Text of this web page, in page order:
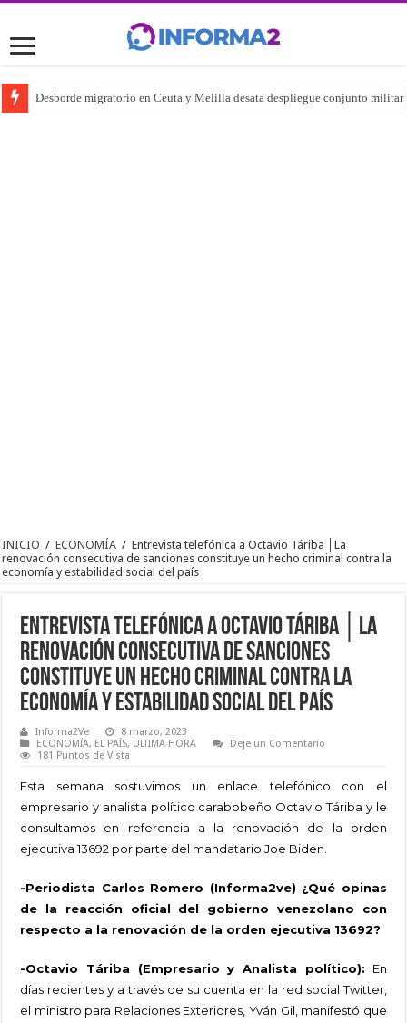
Desborde migratorio en Ceuta y Melilla desata despliegue conjunto
INICIO / ECONOMÍA / Entrevista telefónica a Octavio Táriba │La
renovación consecutiva de sanciones constituye un hecho criminal contra la
economía y estabilidad social del país
Entrevista telefónica a Octavio Táriba │La
renovación consecutiva de sanciones
constituye un hecho criminal contra la
economía y estabilidad social del país
Informa2Ve
8 marzo, 2023
ECONOMÍA, EL PAÍS, ULTIMA HORA
Deje un Comentario
181 Puntos de Vista
Esta semana sostuvimos un enlace telefónico con el
empresario y analista político carabobeño Octavio Táriba y le
consultamos en referencia a la renovación de la orden
ejecutiva 13692 por parte del mandatario Joe Biden.
-Periodista Carlos Romero (Informa2ve) ¿Qué opinas
de la reacción oficial del gobierno venezolano con
respecto a la renovación de la orden ejecutiva 13692?
-Octavio Táriba (Empresario y Analista político): En
días recientes y a través de su cuenta en la red social Twitter,
el ministro para Relaciones Exteriores, Yván Gil, manifestó que